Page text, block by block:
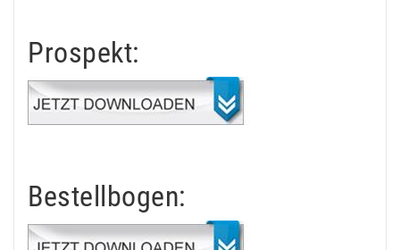
Prospekt:
Bestellbogen: